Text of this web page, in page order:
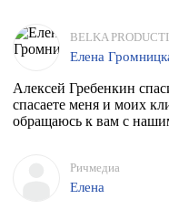
BELKA
Елена
Алексей Гребенкин
спасаете меня и моих
обращаюсь к вам с
Ричмедиа
Елена